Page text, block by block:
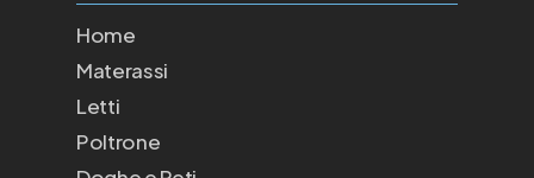
Home
Materassi
Letti
Poltrone